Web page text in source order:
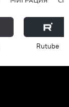
Rutube